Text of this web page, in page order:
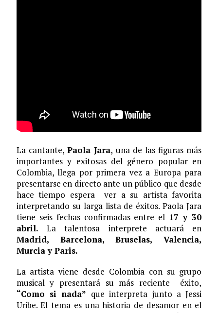
La cantante,Paola Jara, una de las figuras más
importantes y exitosas del género popular en
Colombia, llega por primera vez a Europa para
presentarse en directo ante un público que desde
hace tiempo espera ver a su artista favorita
interpretando su larga lista de éxitos. Paola Jara
tiene seis fechas confirmadas entre el 17 y 30
abril. La talentosa interprete actuará en
Madrid, Barcelona, Bruselas, Valencia,
Murcia y Paris.
La artista viene desde Colombia con su grupo
musical y presentará su más reciente éxito,
“Como si nada” que interpreta junto a Jessi
Uribe. El tema es una historia de desamor en el